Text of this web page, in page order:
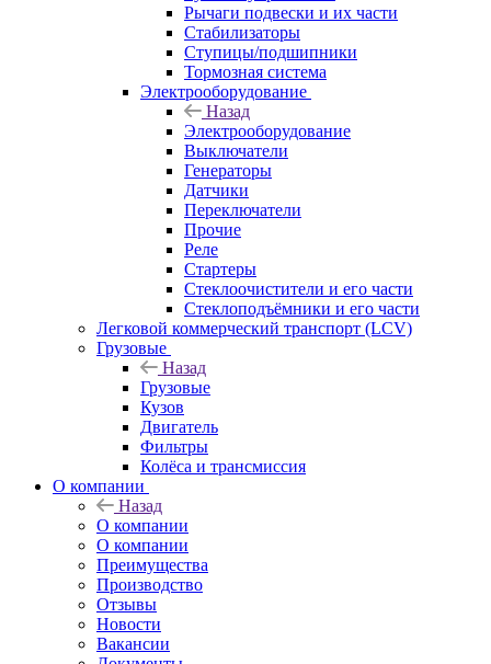
Рычаги подвески и их части
Стабилизаторы
Ступицы/подшипники
Тормозная система
Электрооборудование
Назад
Электрооборудование
Выключатели
Генераторы
Датчики
Переключатели
Прочие
Реле
Стартеры
Стеклоочистители и его части
Стеклоподъёмники и его части
Легковой коммерческий транспорт (LCV)
Грузовые
Назад
Грузовые
Кузов
Двигатель
Фильтры
Колёса и трансмиссия
О компании
Назад
О компании
О компании
Преимущества
Производство
Отзывы
Новости
Вакансии